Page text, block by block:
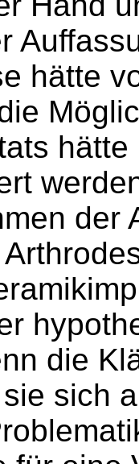
hätte
der
die
sich